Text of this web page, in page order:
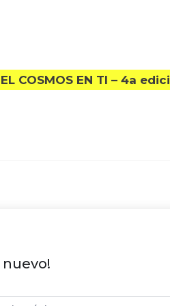
EL COSMOS EN TI – 4a
nuevo!